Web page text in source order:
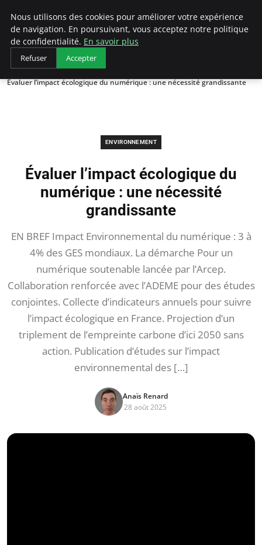
Arcticclimateemergency
Accueil
Environnement
Évaluer l’impact écologique du numérique : une nécessité grandissante
ENVIRONNEMENT
Évaluer l’impact écologique du
numérique : une nécessité
grandissante
EN BREF Impact Environnemental du numérique : 3 à
4% des GES mondiaux. La démarche Pour un
numérique soutenable lancée par l’Arcep.
Collaboration renforcée avec l’ADEME pour des études
conjointes. Collecte d’indicateurs annuels pour suivre
l’impact écologique en France. Projection d’un
triplement de l’empreinte carbone d’ici 2050 sans
action. Publication d’études sur l’impact
environnemental des […]
Anaïs Renard
28 août 2025
Nous utilisons des cookies pour améliorer votre expérience
de navigation. En poursuivant, vous acceptez notre politique
de confidentialité. En savoir plus
Refuser Accepter